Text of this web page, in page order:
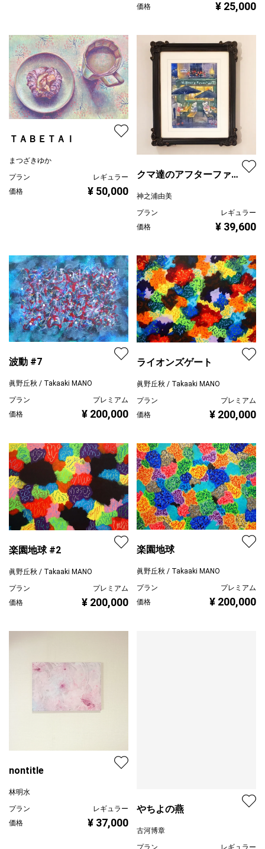
価格
¥ 25,000
ＴＡＢＥＴＡＩ
まつざきゆか
プラン
レギュラー
価格
¥ 50,000
クマ達のアフターファイ
神之浦由美
プラン
レギュラー
価格
¥ 39,600
波動 #7
眞野丘秋 / Takaaki MANO
プラン
プレミアム
価格
¥ 200,000
ライオンズゲート
眞野丘秋 / Takaaki MANO
プラン
プレミアム
価格
¥ 200,000
楽園地球 #2
眞野丘秋 / Takaaki MANO
プラン
プレミアム
価格
¥ 200,000
楽園地球
眞野丘秋 / Takaaki MANO
プラン
プレミアム
価格
¥ 200,000
nontitle
林明水
プラン
レギュラー
価格
¥ 37,000
やちよの燕
古河博章